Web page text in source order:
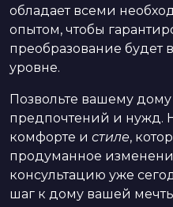
обладает всеми
опытом, чтобы
преобразование
уровне.
Позвольте вашему
предпочтений и нужд.
комфорте и стиле,
продуманное
консультацию уже
шаг к дому вашей